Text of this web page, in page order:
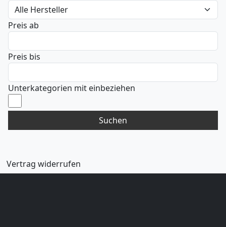
Preis ab
Preis bis
Unterkategorien mit einbeziehen
Suchen
Vertrag widerrufen